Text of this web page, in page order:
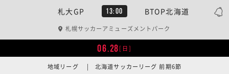
札大GP 13:00 BTOP北海道
札幌サッカーアミューズメントパーク
06.28[日]
地域リーグ | 北海道サッカーリーグ 前期6節